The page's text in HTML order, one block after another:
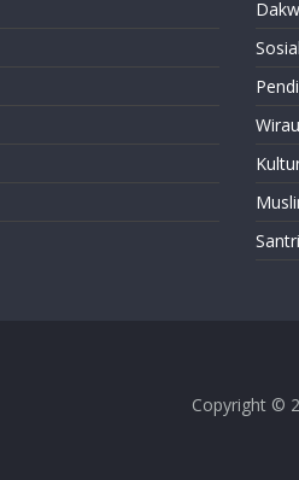
Santri
Copyright ©